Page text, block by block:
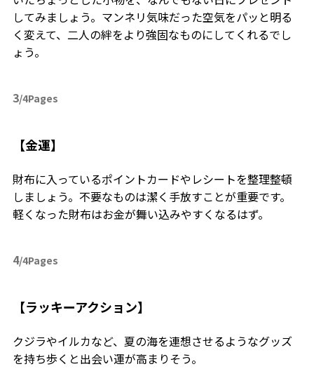
してみましょう。マンネリ気味だった空気をパッと明る
く変えて、二人の絆をより強固なものにしてくれるでし
ょう。
3/4Pages
【金運】
財布に入っているポイントカードやレシートを整理整頓
しましょう。不要なものは潔く手放すことが重要です。
軽くなった財布はお金が舞い込みやすくなるはず。
4/4Pages
【ラッキーアクション】
クジラやイルカなど、夏の海を連想させるようなグッズ
を持ち歩くと出会い運が高まりそう。